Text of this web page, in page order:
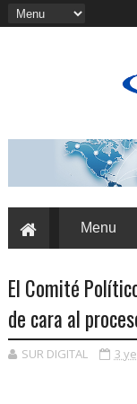
El Comité
de cara al
SUR DIGITAL 3